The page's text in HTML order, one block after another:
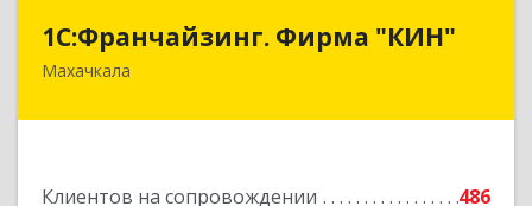
1С:Франчайзинг. Фирма "КИН"
Махачкала
Клиентов на сопровождении 486
1С:Франчайзинг. Фирма "КИН"
367030, Дагестан Респ, Махачкала г, И.Казака